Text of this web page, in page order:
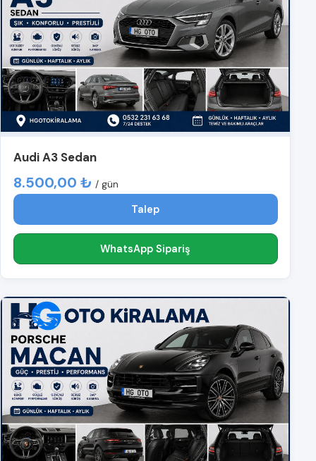
Audi A3 Sedan
8.500,00 ₺ / gün
Talep
WhatsApp Sipariş